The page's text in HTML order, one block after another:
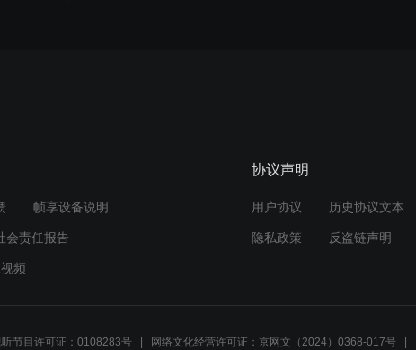
帧享设备说明
会责任报告
频
协议声明
用户协议 历史协议文本
隐私政策 反盗链声明
节目许可证：0108283号 网络文化经营许可证：京网文（2024）0368-017号